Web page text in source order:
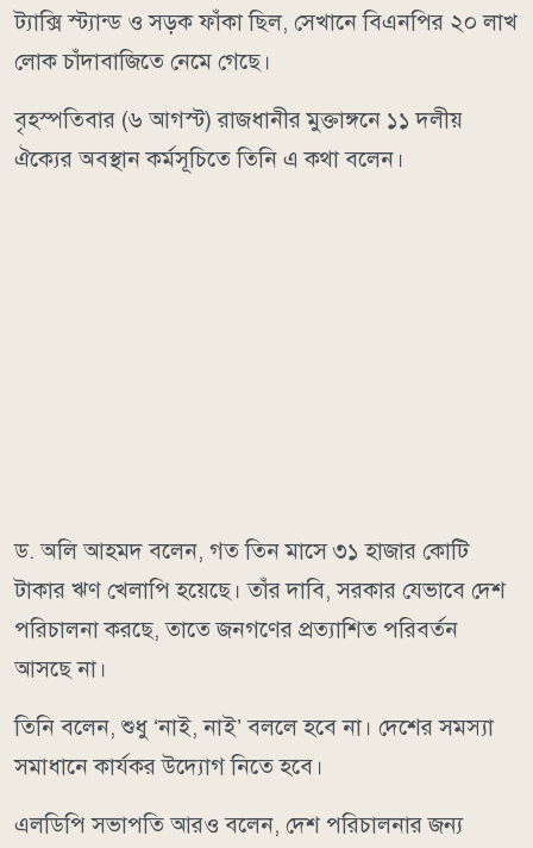
ট্যাক্সি স্ট্যান্ড ও সড়ক ফাঁকা ছিল, সেখানে বিএনপির ২০ লাখ
লোক চাঁদাবাজিতে নেমে গেছে।
বৃহস্পতিবার (৬ আগস্ট) রাজধানীর মুক্তাঙ্গনে ১১ দলীয়
ঐক্যের অবস্থান কর্মসূচিতে তিনি এ কথা বলেন।
ড. অলি আহমদ বলেন, গত তিন মাসে ৩১ হাজার কোটি
টাকার ঋণ খেলাপি হয়েছে। তাঁর দাবি, সরকার যেভাবে দেশ
পরিচালনা করছে, তাতে জনগণের প্রত্যাশিত পরিবর্তন
আসছে না।
তিনি বলেন, শুধু ‘নাই, নাই’ বললে হবে না। দেশের সমস্যা
সমাধানে কার্যকর উদ্যোগ নিতে হবে।
এলডিপি সভাপতি আরও বলেন, দেশ পরিচালনার জন্য